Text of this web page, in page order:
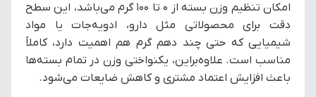
امکان تنظیم وزن بسته از ۰ تا ۱۰۰ گرم می‌باشد، این سطح
دقت برای محصولاتی مثل دارو، ادویه‌جات یا مواد
شیمیایی که حتی چند دهم گرم هم اهمیت دارد، کاملاً
مناسب است. علاوه‌براین، یکنواختی وزن در تمام بسته‌ها
باعث افزایش اعتماد مشتری و کاهش ضایعات می‌شود.